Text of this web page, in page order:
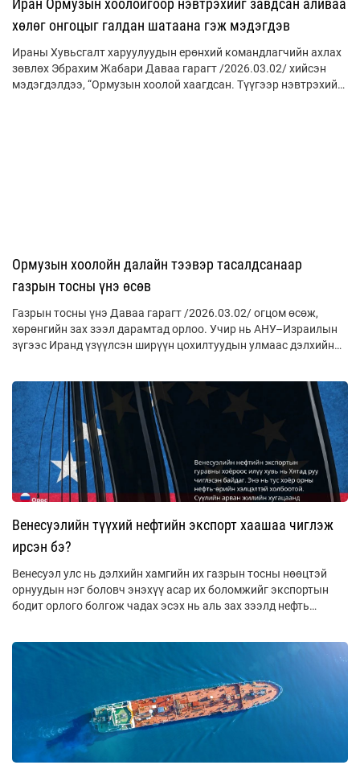
Иран Ормузын хоолойгоор нэвтрэхийг завдсан аливаа
хөлөг онгоцыг галдан шатаана гэж мэдэгдэв
Ираны Хувьсгалт харуулуудын ерөнхий командлагчийн ахлах
зөвлөх Эбрахим Жабари Даваа гарагт /2026.03.02/ хийсэн
мэдэгдэлдээ, “Ормузын хоолой хаагдсан. Түүгээр нэвтрэхийг
Ормузын хоолойн далайн тээвэр тасалдсанаар
газрын тосны үнэ өсөв
Газрын тосны үнэ Даваа гарагт /2026.03.02/ огцом өсөж,
хөрөнгийн зах зээл дарамтад орлоо. Учир нь АНУ–Израилын
зүгээс Иранд үзүүлсэн ширүүн цохилтуудын улмаас дэлхийн
Венесуэлийн түүхий нефтийн экспорт хаашаа чиглэж
ирсэн бэ?
Венесуэл улс нь дэлхийн хамгийн их газрын тосны нөөцтэй
орнуудын нэг боловч энэхүү асар их боломжийг экспортын
бодит орлого болгож чадах эсэх нь аль зах зээлд нефть